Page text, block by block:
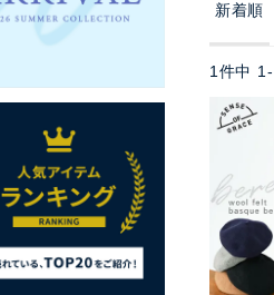
新着順
1 件中 1 -